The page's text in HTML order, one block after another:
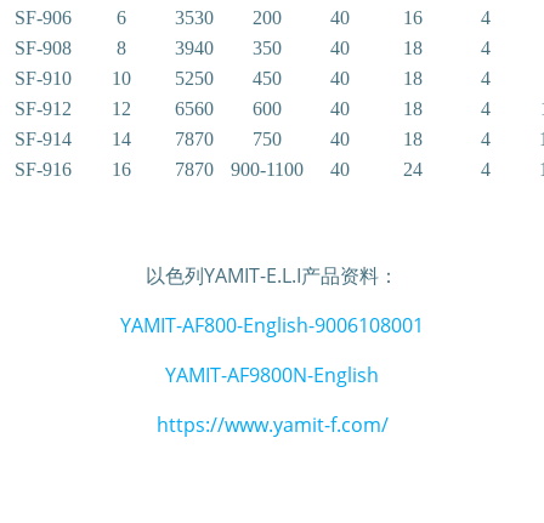
SF-906
6 3530 200 40 16
4
SF-908
8 3940 350 40 18
4
SF-910
10 5250 450 40 18
4
SF-912
12 6560 600 40 18 4
SF-914
14 7870 750 40 18 4
SF-916
16 7870 900-1100 40 24 4
以色列YAMIT-E.L.I产品资料：
YAMIT-AF800-English-9006108001
YAMIT-AF9800N-English
https://www.yamit-f.com/